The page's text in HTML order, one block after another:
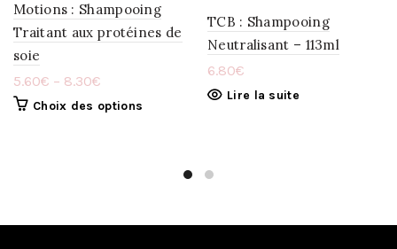
Motions : Shampooing
Traitant aux protéines de
soie
5.60€ – 8.30€
Choix des options
TCB : Shampooing
Neutralisant – 113ml
6.80€
Lire la suite